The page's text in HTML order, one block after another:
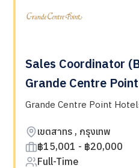
Sales Coordinator
Grande Centre
Grande Centre Point
เขตสาทร , กรุงเทพ
฿15,001 - ฿20,000
Full-Time